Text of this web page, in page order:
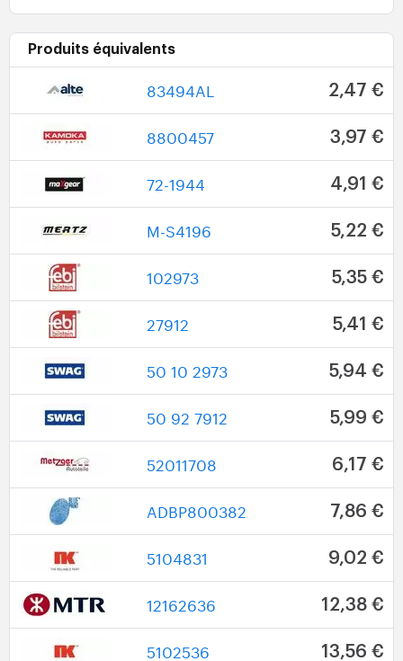
Produits équivalents
83494AL 2,47 €
8800457 3,97 €
72-1944 4,91 €
M-S4196 5,22 €
102973 5,35 €
27912 5,41 €
50 10 2973 5,94 €
50 92 7912 5,99 €
52011708 6,17 €
ADBP800382 7,86 €
5104831 9,02 €
12162636 12,38 €
5102536 13,56 €